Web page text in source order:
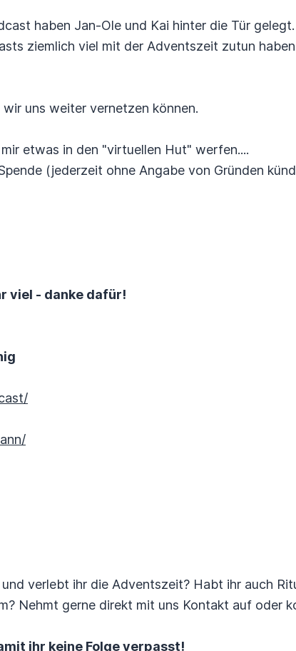
haben Jan-Ole und Kai hinter die Tür
ziemlich viel mit der Adventszeit zutun
wir uns weiter vernetzen können.
etwas in den "virtuellen Hut" werfen....
(jederzeit ohne Angabe von Gründen
viel - danke dafür!
verlebt ihr die Adventszeit? Habt ihr auch
Nehmt gerne direkt mit uns Kontakt auf oder
ihr keine Folge verpasst!